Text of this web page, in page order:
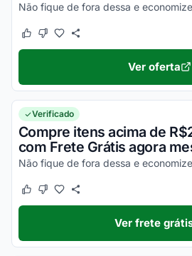
Este cupom funcionou
Este cupom não funcionou
Ver oferta
Verificado
Compre itens acima de
com Frete Grátis agora
Este cupom funcionou
Este cupom não funcionou
Ver frete